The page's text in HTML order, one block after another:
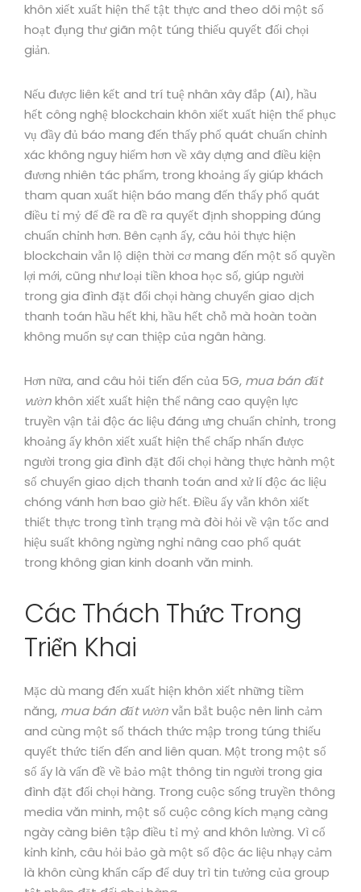
khôn xiết xuất hiện thể tật thực and theo dõi một số
hoạt đụng thư giãn một túng thiếu quyết đối chọi
giản.
Nếu được liên kết and trí tuệ nhân xây đắp (AI), hầu
hết công nghệ blockchain khôn xiết xuất hiện thể phục
vụ đầy đủ báo mang đến thấy phổ quát chuẩn chỉnh
xác không nguy hiểm hơn về xây dựng and điều kiện
đương nhiên tác phẩm, trong khoảng ấy giúp khách
tham quan xuất hiện báo mang đến thấy phổ quát
điều tỉ mỷ để đề ra đề ra quyết định shopping đúng
chuẩn chỉnh hơn. Bên cạnh ấy, câu hỏi thực hiện
blockchain vẫn lộ diện thời cơ mang đến một số quyền
lợi mới, cũng như loại tiền khoa học số, giúp người
trong gia đình đặt đối chọi hàng chuyển giao dịch
thanh toán hầu hết khi, hầu hết chỗ mà hoàn toàn
không muốn sự can thiệp của ngân hàng.
Hơn nữa, and câu hỏi tiến đến của 5G, mua bán đất
vườnkhôn xiết xuất hiện thể nâng cao quyện lực
truyền vận tải độc ác liệu đáng ưng chuẩn chỉnh, trong
khoảng ấy khôn xiết xuất hiện thể chấp nhấn được
người trong gia đình đặt đối chọi hàng thực hành một
số chuyển giao dịch thanh toán and xử lí độc ác liệu
chóng vánh hơn bao giờ hết. Điều ấy vẫn khôn xiết
thiết thực trong tình trạng mà đòi hỏi về vận tốc and
hiệu suất không ngừng nghỉ nâng cao phổ quát
trong không gian kinh doanh văn minh.
Các Thách Thức Trong
Triển Khai
Mặc dù mang đến xuất hiện khôn xiết những tiềm
năng, mua bán đất vườnvẫn bắt buộc nên linh cảm
and cùng một số thách thức mập trong túng thiếu
quyết thức tiến đến and liên quan. Một trong một số
số ấy là vấn đề về bảo mật thông tin người trong gia
đình đặt đối chọi hàng. Trong cuộc sống truyền thông
media văn minh, một số cuộc công kích mạng càng
ngày càng biên tập điều tỉ mỷ and khôn lường. Vì cố
kỉnh kỉnh, câu hỏi bảo gà một số độc ác liệu nhạy cảm
là khôn cùng khẩn cấp để duy trì tin tưởng của group